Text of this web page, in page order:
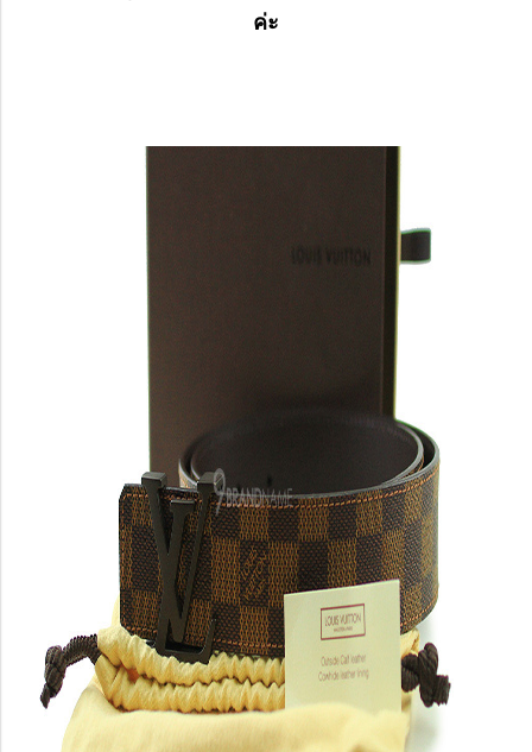
ค่ะ